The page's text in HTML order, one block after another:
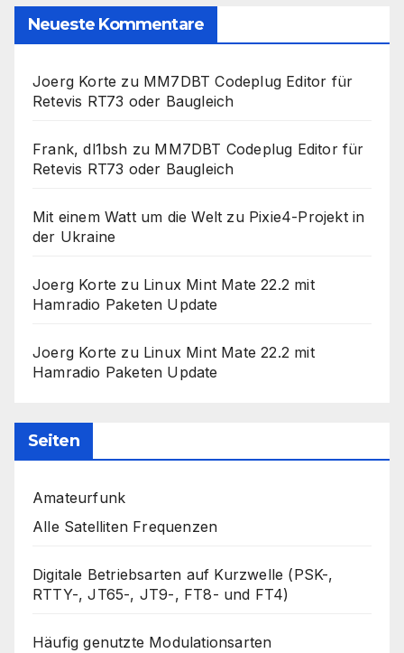
Neueste Kommentare
Joerg Korte zu MM7DBT Codeplug Editor für
Retevis RT73 oder Baugleich
Frank, dl1bsh zu MM7DBT Codeplug Editor für
Retevis RT73 oder Baugleich
Mit einem Watt um die Welt zu Pixie4-Projekt in
der Ukraine
Joerg Korte zu Linux Mint Mate 22.2 mit
Hamradio Paketen Update
Joerg Korte zu Linux Mint Mate 22.2 mit
Hamradio Paketen Update
Seiten
Amateurfunk
Alle Satelliten Frequenzen
Digitale Betriebsarten auf Kurzwelle (PSK-,
RTTY-, JT65-, JT9-, FT8- und FT4)
Häufig genutzte Modulationsarten